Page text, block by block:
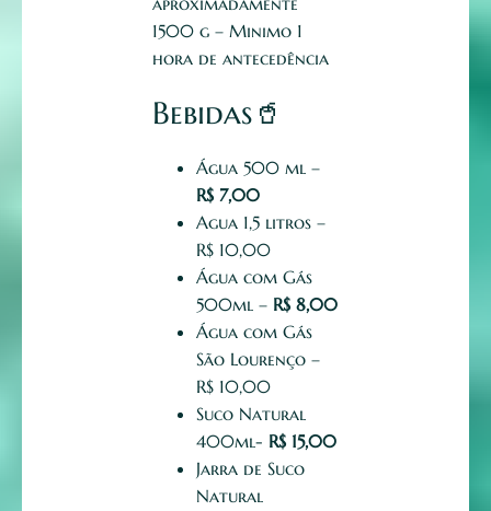
1500 g – Minimo 1
hora de antecedência
Bebidas 🥤
Água 500 ml –
R$ 7,00
Agua 1,5 litros –
R$ 10,00
Água com Gás
500ml – R$ 8,00
Água com Gás
São Lourenço –
R$ 10,00
Suco Natural
400ml- R$ 15,00
Jarra de Suco
Natural